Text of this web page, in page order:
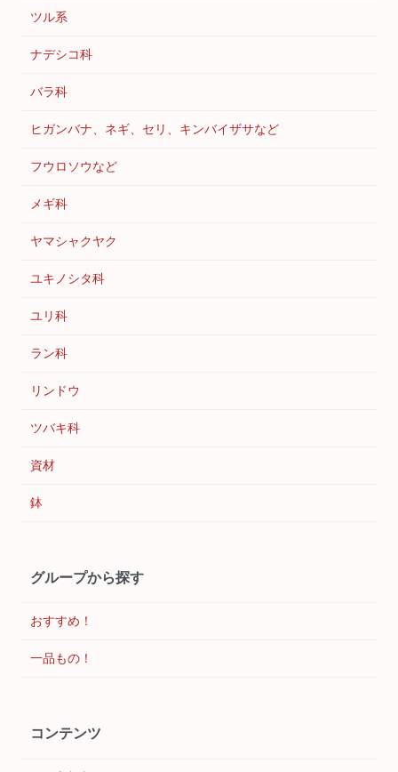
ツル系
ナデシコ科
バラ科
ヒガンバナ、ネギ、セリ、キンバイザサなど
フウロソウなど
メギ科
ヤマシャクヤク
ユキノシタ科
ユリ科
ラン科
リンドウ
ツバキ科
資材
鉢
グループから探す
おすすめ！
一品もの！
コンテンツ